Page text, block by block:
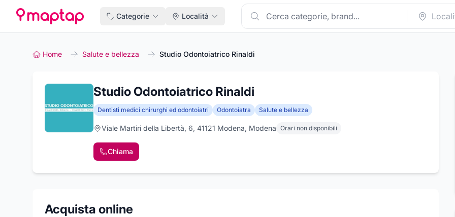
Categorie Località
Home Salute e bellezza Studio Odontoiatrico Rinaldi
Studio Odontoiatrico Rinaldi
Dentisti medici chirurghi ed odontoiatri Odontoiatra Salute e bellezza
Viale Martiri della Libertà, 6, 41121 Modena, Modena Orari non disponibili
Chiama
Acquista online